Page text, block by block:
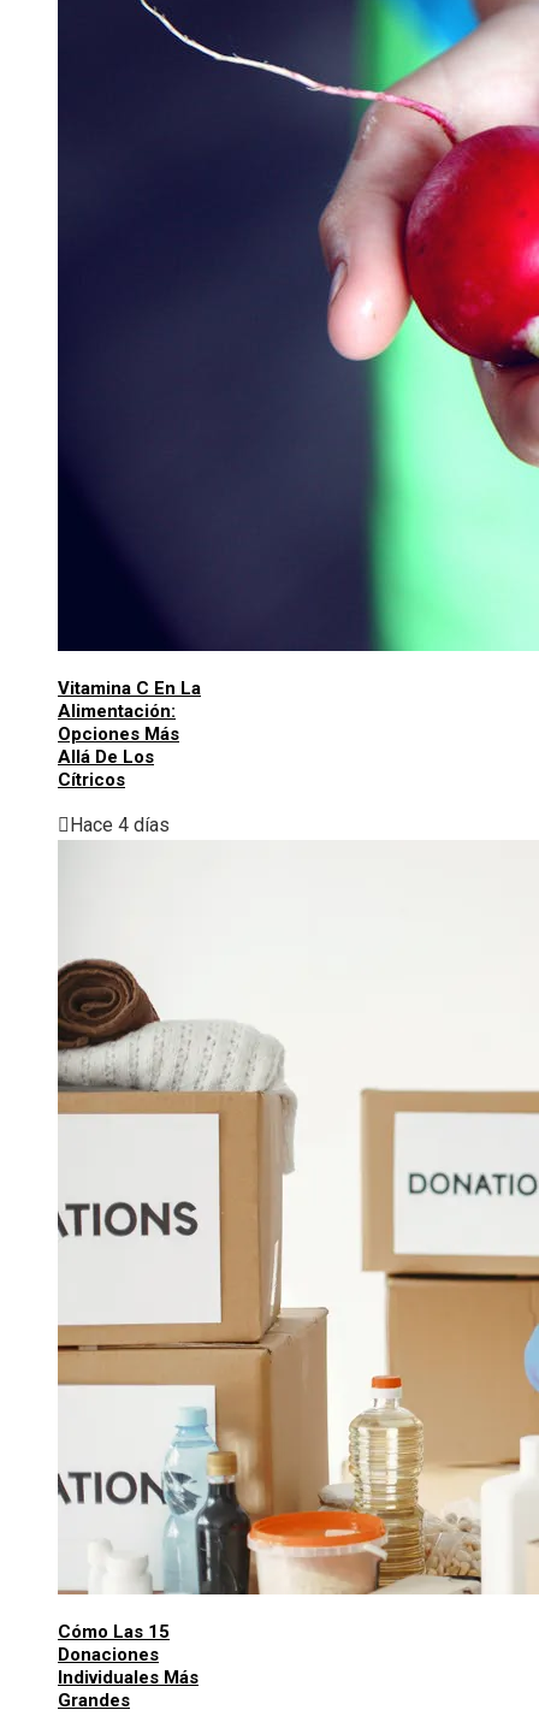
Vitamina C En La
Alimentación:
Opciones Más
Allá De Los
Cítricos
Hace 4 días
Cómo Las 15
Donaciones
Individuales Más
Grandes